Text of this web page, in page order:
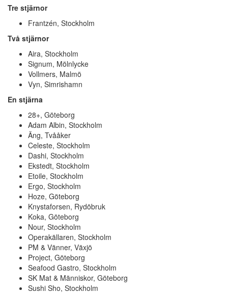
Tre stjärnor
Frantzén, Stockholm
Två stjärnor
Aira, Stockholm
Signum, Mölnlycke
Vollmers, Malmö
Vyn, Simrishamn
En stjärna
28+, Göteborg
Adam Albin, Stockholm
Äng, Tvååker
Celeste, Stockholm
Dashi, Stockholm
Ekstedt, Stockholm
Etoile, Stockholm
Ergo, Stockholm
Hoze, Göteborg
Knystaforsen, Rydöbruk
Koka, Göteborg
Nour, Stockholm
Operakällaren, Stockholm
PM & Vänner, Växjö
Project, Göteborg
Seafood Gastro, Stockholm
SK Mat & Människor, Göteborg
Sushi Sho, Stockholm